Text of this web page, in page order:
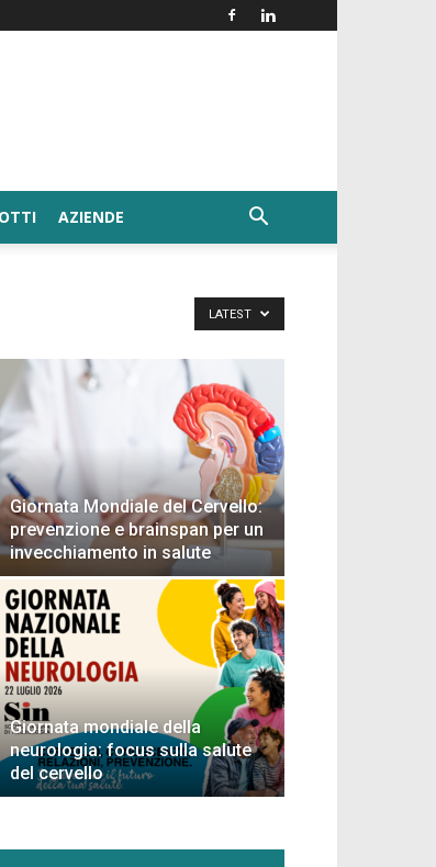
AZIENDE
LATEST
Giornata Mondiale del Cervello:
prevenzione e brainspan per un
invecchiamento in salute
Giornata mondiale della
neurologia: focus sulla salute
del cervello